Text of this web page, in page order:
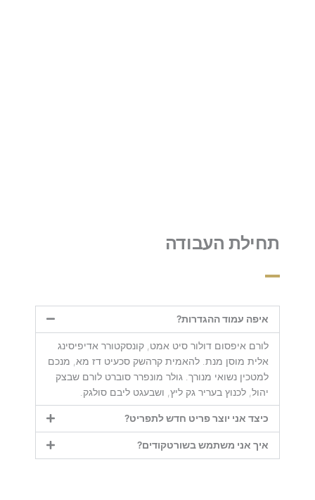
תחילת העבודה
איפה עמוד ההגדרות?
לורם איפסום דולור סיט אמט, קונסקטורר אדיפיסינג
אלית מוסן מנת. להאמית קרהשק סכעיט דז מא, מנכם
למטכין נשואי מנורך. גולר מונפרר סוברט לורם שבצק
יהול, לכנוץ בעריר גק ליץ, ושבעגט ליבם סולגק.
כיצד אני יוצר פריט חדש לתפריט?
איך אני משתמש בשורטקודים?